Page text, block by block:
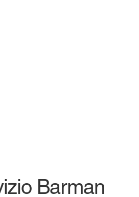
Barman